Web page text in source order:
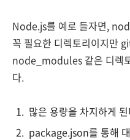
Node.js를 예로 들자면,
꼭 필요한 디렉토리이지만
node_modules 같은 디렉
다.
많은 용량을 차지하게
package.json를 통해